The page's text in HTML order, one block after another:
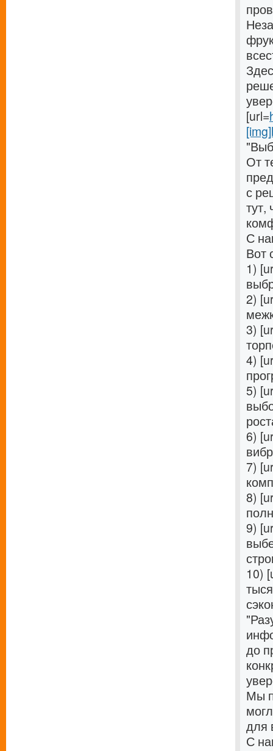
[url=
От
с
тут,
С
Вот
1)
2)
3)
4)
5)
6)
7)
8)
9)
10)
до
Мы
для
С